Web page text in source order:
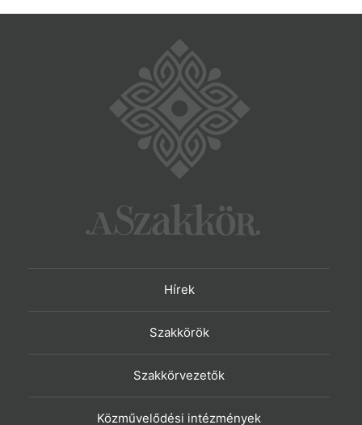
Hírek
Szakkörök
Szakkörvezetők
Közművelődési intézmények